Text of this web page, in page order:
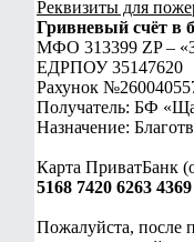
Реквизиты для
Гривневый счёт в
МФО 313399 ZP –
ЕДРПОУ 35147620
Рахунок
Получатель: БФ
Назначение:
Карта ПриватБанк
5168 7420 6263 4369
Пожалуйста, после